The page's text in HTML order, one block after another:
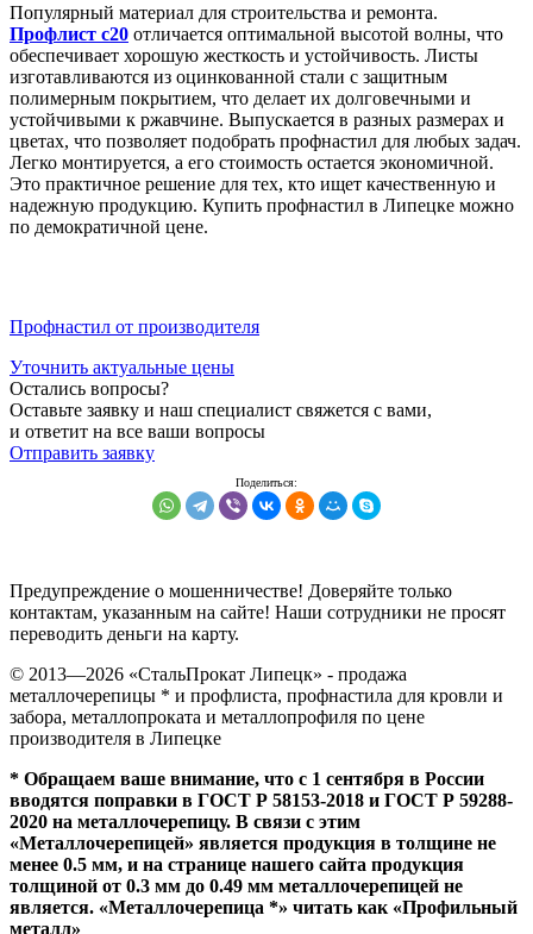
Популярный материал для строительства и ремонта.
Профлист с20 отличается оптимальной высотой волны, что
обеспечивает хорошую жесткость и устойчивость. Листы
изготавливаются из оцинкованной стали с защитным
полимерным покрытием, что делает их долговечными и
устойчивыми к ржавчине. Выпускается в разных размерах и
цветах, что позволяет подобрать профнастил для любых задач.
Легко монтируется, а его стоимость остается экономичной.
Это практичное решение для тех, кто ищет качественную и
надежную продукцию. Купить профнастил в Липецке можно
по демократичной цене.
Профнастил от производителя
Уточнить актуальные цены
Остались вопросы?
Оставьте заявку и наш специалист свяжется с вами,
и ответит на все ваши вопросы
Отправить заявку
Предупреждение о мошенничестве! Доверяйте только
контактам, указанным на сайте! Наши сотрудники не просят
переводить деньги на карту.
© 2013—2026 «СтальПрокат Липецк» - продажа
металлочерепицы * и профлиста, профнастила для кровли и
забора, металлопроката и металлопрофиля по цене
производителя в Липецке
* Обращаем ваше внимание, что с 1 сентября в России
вводятся поправки в ГОСТ Р 58153-2018 и ГОСТ Р 59288-
2020 на металлочерепицу. В связи с этим
«Металлочерепицей» является продукция в толщине не
менее 0.5 мм, и на странице нашего сайта продукция
толщиной от 0.3 мм до 0.49 мм металлочерепицей не
является. «Металлочерепица *» читать как «Профильный
металл»